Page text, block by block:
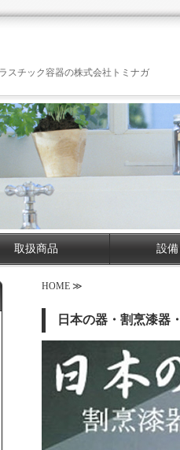
スチック容器の株式会社トミナガ
取扱商品 設
HOME ≫
日本の器・割烹漆器